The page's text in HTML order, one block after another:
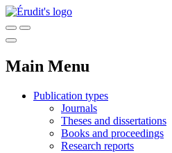
Main Menu
Publication types
Journals
Theses and dissertations
Books and proceedings
Research reports